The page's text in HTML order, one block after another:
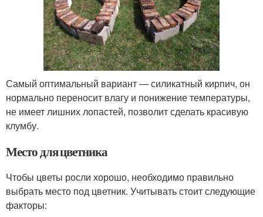
Самый оптимальный вариант — силикатный кирпич, он
нормально переносит влагу и понижение температуры,
не имеет лишних лопастей, позволит сделать красивую
клумбу.
Место для цветника
Чтобы цветы росли хорошо, необходимо правильно
выбрать место под цветник. Учитывать стоит следующие
факторы: